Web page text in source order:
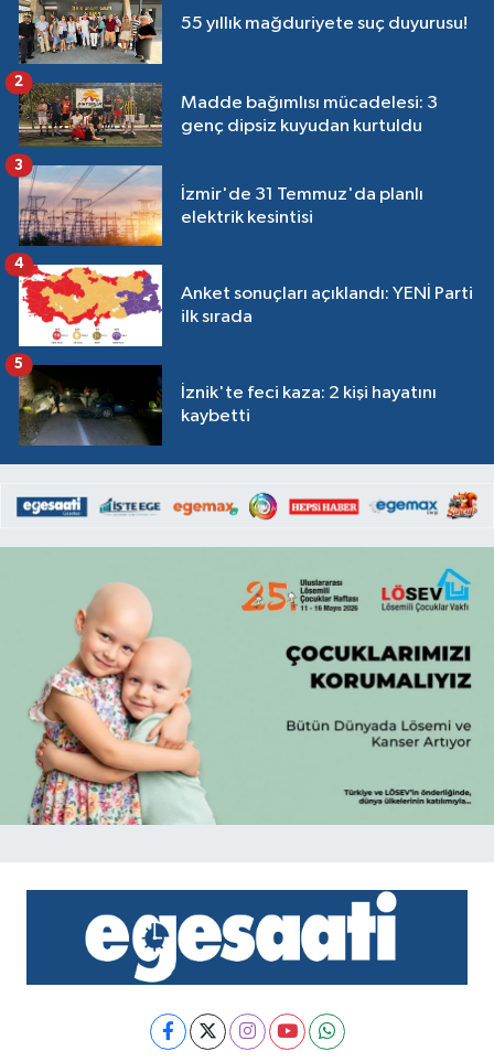
55 yıllık mağduriyete suç duyurusu!
Madde bağımlısı mücadelesi: 3
genç dipsiz kuyudan kurtuldu
2
İzmir'de 31 Temmuz'da planlı
elektrik kesintisi
3
Anket sonuçları açıklandı: YENİ Parti
ilk sırada
4
İznik'te feci kaza: 2 kişi hayatını
kaybetti
5